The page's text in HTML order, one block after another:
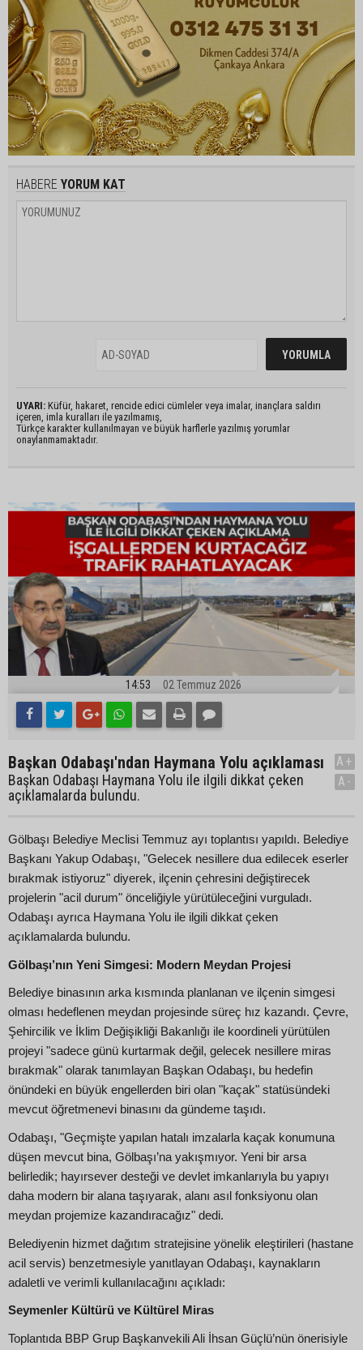
HABERE YORUM KAT
UYARI: Küfür, hakaret, rencide edici cümleler veya imalar, inançlara saldırı
içeren, imla kuralları ile yazılmamış,
Türkçe karakter kullanılmayan ve büyük harflerle yazılmış yorumlar
onaylanmamaktadır.
14:53 02 Temmuz 2026
Başkan Odabaşı'ndan Haymana Yolu açıklaması
Başkan Odabaşı Haymana Yolu ile ilgili dikkat çeken
açıklamalarda bulundu.
A+
A-
Gölbaşı Belediye Meclisi Temmuz ayı toplantısı yapıldı. Belediye
Başkanı Yakup Odabaşı, "Gelecek nesillere dua edilecek eserler
bırakmak istiyoruz" diyerek, ilçenin çehresini değiştirecek
projelerin "acil durum" önceliğiyle yürütüleceğini vurguladı.
Odabaşı ayrıca Haymana Yolu ile ilgili dikkat çeken
açıklamalarda bulundu.
Gölbaşı’nın Yeni Simgesi: Modern Meydan Projesi
Belediye binasının arka kısmında planlanan ve ilçenin simgesi
olması hedeflenen meydan projesinde süreç hız kazandı. Çevre,
Şehircilik ve İklim Değişikliği Bakanlığı ile koordineli yürütülen
projeyi "sadece günü kurtarmak değil, gelecek nesillere miras
bırakmak" olarak tanımlayan Başkan Odabaşı, bu hedefin
önündeki en büyük engellerden biri olan "kaçak" statüsündeki
mevcut öğretmenevi binasını da gündeme taşıdı.
Odabaşı, "Geçmişte yapılan hatalı imzalarla kaçak konumuna
düşen mevcut bina, Gölbaşı’na yakışmıyor. Yeni bir arsa
belirledik; hayırsever desteği ve devlet imkanlarıyla bu yapıyı
daha modern bir alana taşıyarak, alanı asıl fonksiyonu olan
meydan projemize kazandıracağız" dedi.
Belediyenin hizmet dağıtım stratejisine yönelik eleştirileri (hastane
acil servis) benzetmesiyle yanıtlayan Odabaşı, kaynakların
adaletli ve verimli kullanılacağını açıkladı:
Seymenler Kültürü ve Kültürel Miras
Toplantıda BBP Grup Başkanvekili Ali İhsan Güçlü’nün önerisiyle